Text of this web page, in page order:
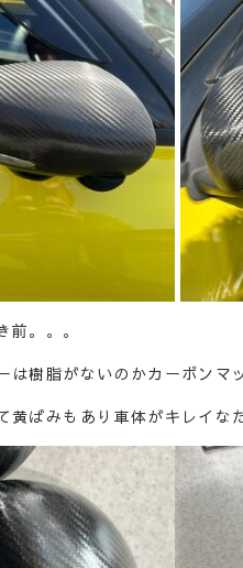
前。。。
は樹脂がないのかカーボンマ
黄ばみもあり車体がキレイな